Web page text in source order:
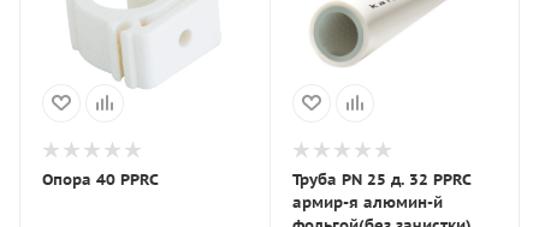
Опора 40 PPRC
Труба PN 25 д. 32 PPRC
армир-я алюмин-й